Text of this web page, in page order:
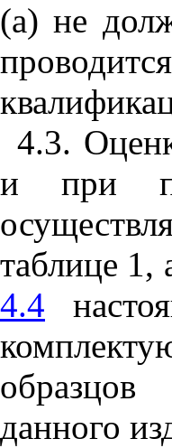
(а) не
4.3.
и при
таблице 1,
4.4
образцов
данного